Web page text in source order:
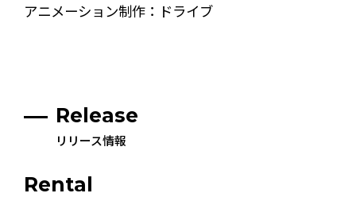
アニメーション制作：ドライブ
Release
リリース情報
Rental